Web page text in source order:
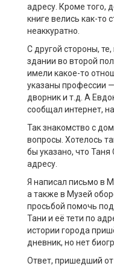
адресу. Кроме того,
книге велись как-то
неаккуратно.
С другой стороны,
здании во второй
имели какое-то
указаны профессии
дворник и т.д. А
сообщал интернет,
Так знакомство с
вопросы. Хотелось
бы указано, что
адресу.
Я написал письмо в
а также в Музей
просьбой помочь
Тани и её тети по
истории города
дневник, но нет
Ответ, пришедший от